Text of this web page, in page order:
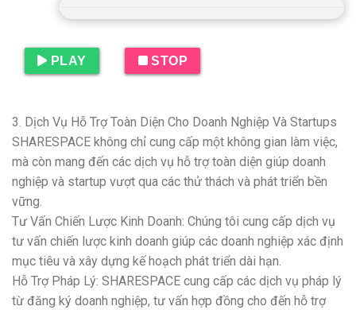
PLAY STOP
3. Dịch Vụ Hỗ Trợ Toàn Diện Cho Doanh Nghiệp Và Startups
SHARESPACE không chỉ cung cấp một không gian làm việc,
mà còn mang đến các dịch vụ hỗ trợ toàn diện giúp doanh
nghiệp và startup vượt qua các thử thách và phát triển bền
vững.
Tư Vấn Chiến Lược Kinh Doanh: Chúng tôi cung cấp dịch vụ
tư vấn chiến lược kinh doanh giúp các doanh nghiệp xác định
mục tiêu và xây dựng kế hoạch phát triển dài hạn.
Hỗ Trợ Pháp Lý: SHARESPACE cung cấp các dịch vụ pháp lý
từ đăng ký doanh nghiệp, tư vấn hợp đồng cho đến hỗ trợ